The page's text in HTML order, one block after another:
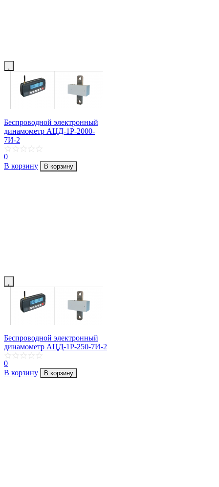
Беспроводной электронный
динамометр АЦД-1Р-2000-
7И-2
0
В корзину
В корзину
Беспроводной электронный
динамометр АЦД-1Р-250-7И-2
0
В корзину
В корзину